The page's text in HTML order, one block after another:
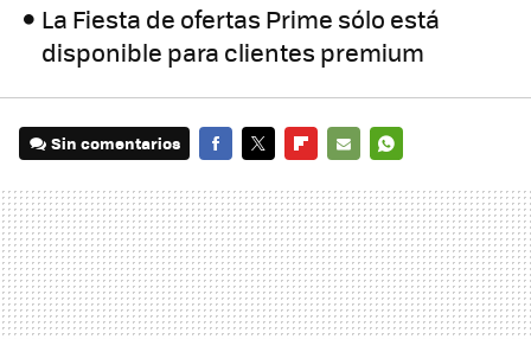
La Fiesta de ofertas Prime sólo está
disponible para clientes premium
Sin comentarios
MAIL